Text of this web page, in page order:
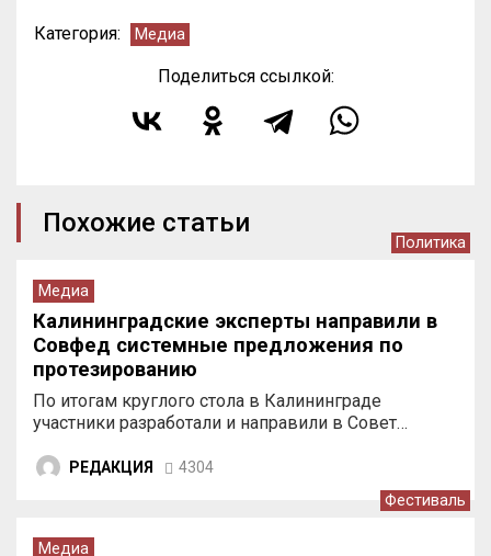
Категория: Медиа
Поделиться ссылкой:
Похожие статьи
Политика
Медиа
Калининградские эксперты направили в
Совфед системные предложения по
протезированию
По итогам круглого стола в Калининграде
участники разработали и направили в Совет…
РЕДАКЦИЯ 4304
Фестиваль
Медиа